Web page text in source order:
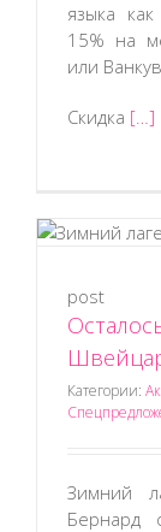
языка
15% на
или
Скидка […]
post
Категории:
Зимний
Бернард